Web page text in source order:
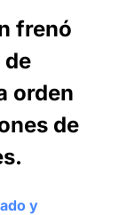
frenó
orden
de
y